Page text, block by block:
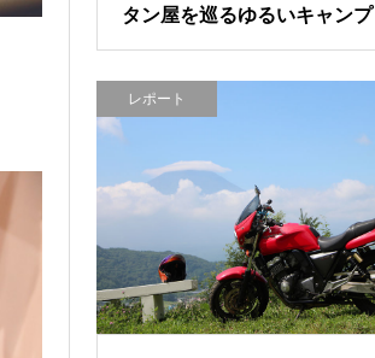
タン屋を巡るゆるいキャンプ
レポート